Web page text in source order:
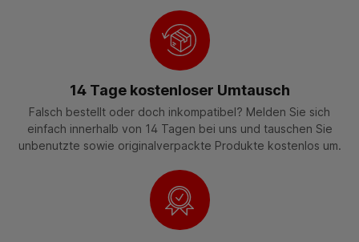
14 Tage kostenloser Umtausch
Falsch bestellt oder doch inkompatibel? Melden Sie sich
einfach innerhalb von 14 Tagen bei uns und tauschen Sie
unbenutzte sowie originalverpackte Produkte kostenlos um.